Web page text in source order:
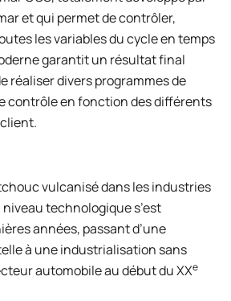
et qui permet de contrôler,
les variables du cycle en temps
garantit un résultat final
réaliser divers programmes de
contrôle en fonction des différents
vulcanisé dans les industries
technologique s’est
années, passant d’une
à une industrialisation sans
automobile au début du XXe